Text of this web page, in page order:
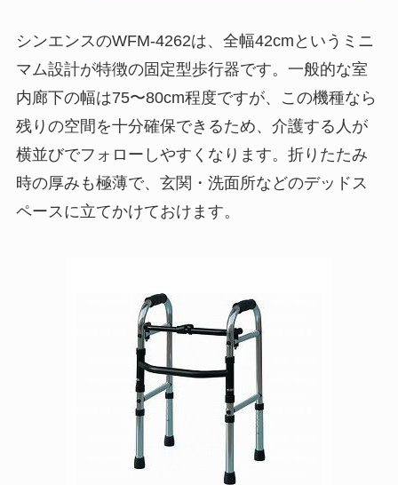
シンエンスのWFM-4262は、全幅42cmというミニ
マム設計が特徴の固定型歩行器です。一般的な室
内廊下の幅は75〜80cm程度ですが、この機種なら
残りの空間を十分確保できるため、介護する人が
横並びでフォローしやすくなります。折りたたみ
時の厚みも極薄で、玄関・洗面所などのデッドス
ペースに立てかけておけます。